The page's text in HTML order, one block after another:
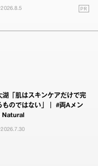
2026.8.5 PR
湖「肌はスキンケアだけで完
ものではない」｜ #両Aメン
Natural
2026.7.30